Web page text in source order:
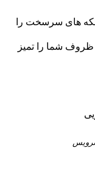
لکه های سرسخت را
ظروف شما را تمیز